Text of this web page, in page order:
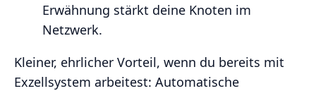
Erwähnung stärkt deine Knoten im
Netzwerk.
Kleiner, ehrlicher Vorteil, wenn du bereits mit
Exzellsystem arbeitest: Automatische